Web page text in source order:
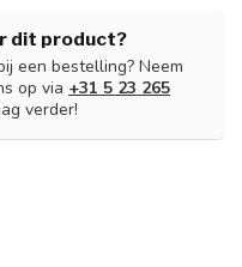
dit product?
een bestelling? Neem
op via +31 5 23 265
verder!